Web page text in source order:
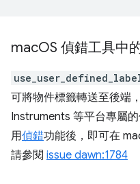
macOS 偵錯工具中
可將物件標籤轉送至後端
Instruments 等平台專屬
用偵錯功能後，即可在
請參閱 issue dawn:1784